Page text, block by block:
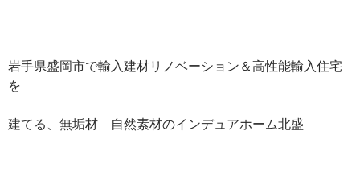
岩手県盛岡市で輸入建材リノベーション＆高性能輸入住宅
を
建てる、無垢材 自然素材のインデュアホーム北盛